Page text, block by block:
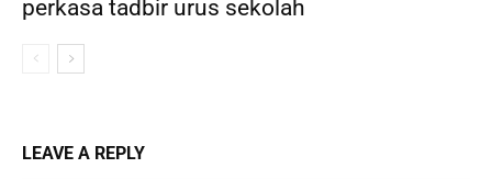
perkasa tadbir urus sekolah
LEAVE A REPLY